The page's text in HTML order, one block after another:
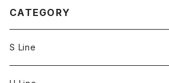
CATEGORY
S Line